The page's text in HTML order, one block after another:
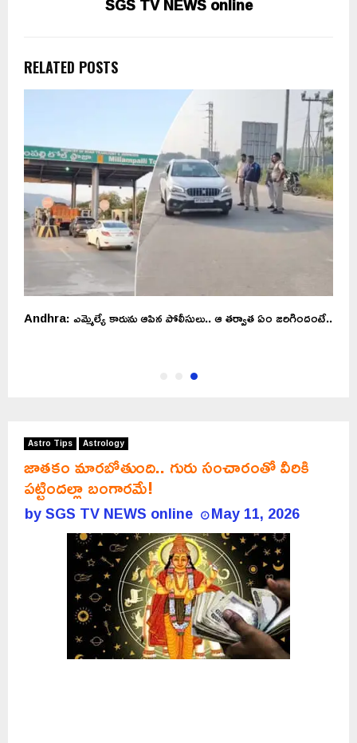
RELATED POSTS
Andhra: ఎమ్మెల్యే కారును ఆపిన పోలీసులు.. ఆ తర్వాత ఏం జరిగిందంటే..
Astro Tips Astrology
జాతకం మారబోతుంది.. గురు సంచారంతో వీరికి
పట్టిందల్లా బంగారమే!
bySGS TV NEWS online May 11, 2026